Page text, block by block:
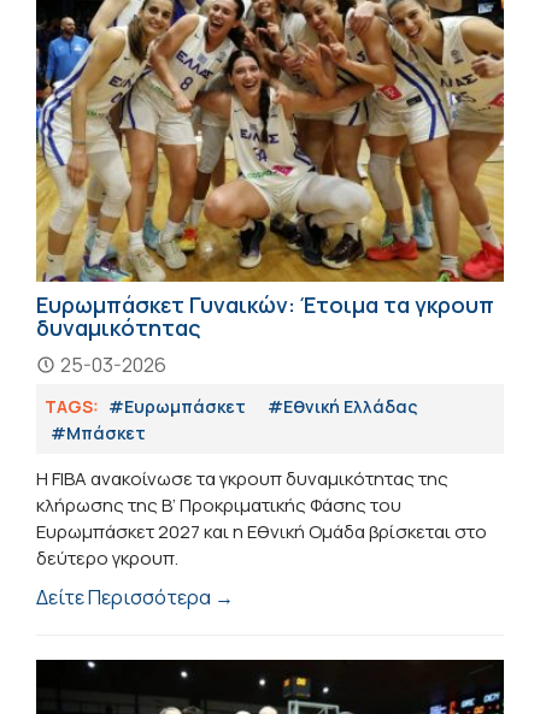
Ευρωμπάσκετ Γυναικών: Έτοιμα τα γκρουπ
δυναμικότητας
25-03-2026
TAGS: #Ευρωμπάσκετ
#Εθνική Ελλάδας
#Μπάσκετ
Η FIBA ανακοίνωσε τα γκρουπ δυναμικότητας της
κλήρωσης της Β’ Προκριματικής Φάσης του
Ευρωμπάσκετ 2027 και η Εθνική Ομάδα βρίσκεται στο
δεύτερο γκρουπ.
Δείτε Περισσότερα →